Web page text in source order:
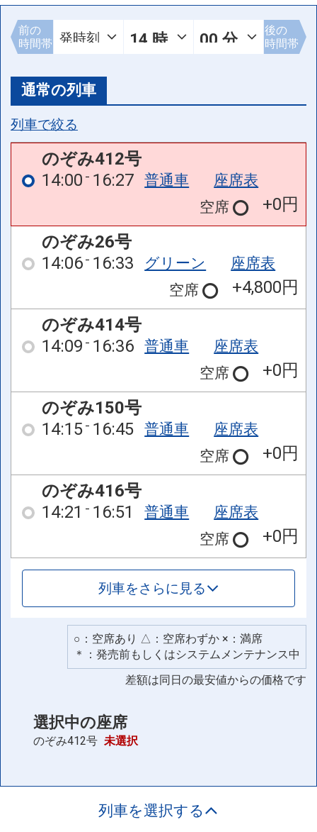
前の
時間帯
後の
時間帯
通常の列車
列車で絞る
のぞみ412号
14:00 16:27 普通車
座席表
空席
+0円
のぞみ26号
14:06 16:33 グリーン
座席表
空席
+4,800円
のぞみ414号
14:09 16:36 普通車
座席表
空席
+0円
のぞみ150号
14:15 16:45 普通車
座席表
空席
+0円
のぞみ416号
14:21
16:51 普通車
座席表
空席
+0円
列車をさらに見る
○：空席あり △：空席わずか ×：満席
＊：発売前もしくはシステムメンテナンス中
差額は同日の最安値からの価格です
選択中の座席
のぞみ412号 未選択
列車を選択する